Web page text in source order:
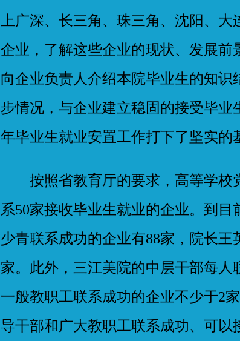
上广深、长三角、珠三角、沈阳、
企业，了解这些企业的现状、发展前
向企业负责人介绍本院毕业生的知识
步情况，与企业建立稳固的接受毕业
年毕业生就业安置工作打下了坚实的
按照省教育厅的要求，高等学校
系50家接收毕业生就业的企业。到
少青联系成功的企业有88家，院长王
家。此外，三江美院的中层干部每人
一般教职工联系成功的企业不少于2
导干部和广大教职工联系成功、可以